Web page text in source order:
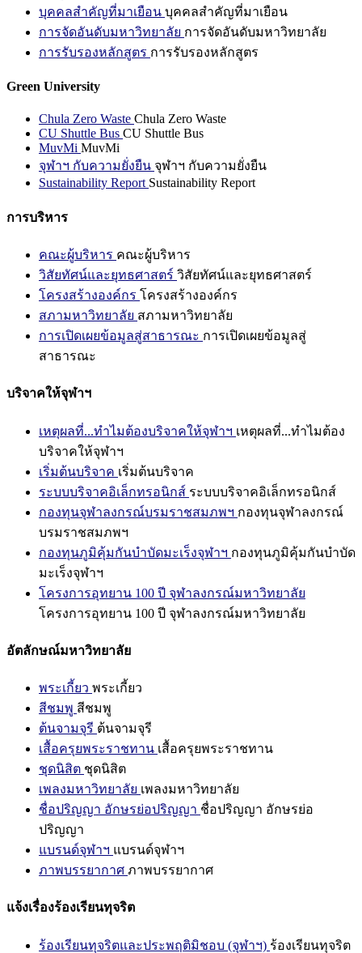
บุคคลสำคัญที่มาเยือน บุคคลสำคัญที่มาเยือน
การจัดอันดับมหาวิทยาลัย การจัดอันดับมหาวิทยาลัย
การรับรองหลักสูตร การรับรองหลักสูตร
Green University
Chula Zero Waste Chula Zero Waste
CU Shuttle Bus CU Shuttle Bus
MuvMi MuvMi
จุฬาฯ กับความยั่งยืน จุฬาฯ กับความยั่งยืน
Sustainability Report Sustainability Report
การบริหาร
คณะผู้บริหาร คณะผู้บริหาร
วิสัยทัศน์และยุทธศาสตร์ วิสัยทัศน์และยุทธศาสตร์
โครงสร้างองค์กร โครงสร้างองค์กร
สภามหาวิทยาลัย สภามหาวิทยาลัย
การเปิดเผยข้อมูลสู่สาธารณะ การเปิดเผยข้อมูลสู่
สาธารณะ
บริจาคให้จุฬาฯ
เหตุผลที่...ทำไมต้องบริจาคให้จุฬาฯ เหตุผลที่...ทำไมต้อง
บริจาคให้จุฬาฯ
เริ่มต้นบริจาค เริ่มต้นบริจาค
ระบบบริจาคอิเล็กทรอนิกส์ ระบบบริจาคอิเล็กทรอนิกส์
กองทุนจุฬาลงกรณ์บรมราชสมภพฯ กองทุนจุฬาลงกรณ์
บรมราชสมภพฯ
กองทุนภูมิคุ้มกันบำบัดมะเร็งจุฬาฯ กองทุนภูมิคุ้มกันบำบัด
มะเร็งจุฬาฯ
โครงการอุทยาน 100 ปี จุฬาลงกรณ์มหาวิทยาลัย
โครงการอุทยาน 100 ปี จุฬาลงกรณ์มหาวิทยาลัย
อัตลักษณ์มหาวิทยาลัย
พระเกี้ยว พระเกี้ยว
สีชมพู สีชมพู
ต้นจามจุรี ต้นจามจุรี
เสื้อครุยพระราชทาน เสื้อครุยพระราชทาน
ชุดนิสิต ชุดนิสิต
เพลงมหาวิทยาลัย เพลงมหาวิทยาลัย
ชื่อปริญญา อักษรย่อปริญญา ชื่อปริญญา อักษรย่อ
ปริญญา
แบรนด์จุฬาฯ แบรนด์จุฬาฯ
ภาพบรรยากาศ ภาพบรรยากาศ
แจ้งเรื่องร้องเรียนทุจริต
ร้องเรียนทุจริตและประพฤติมิชอบ (จุฬาฯ) ร้องเรียนทุจริต